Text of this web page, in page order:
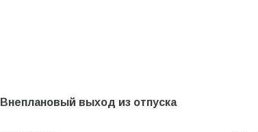
Внеплановый выход из отпуска